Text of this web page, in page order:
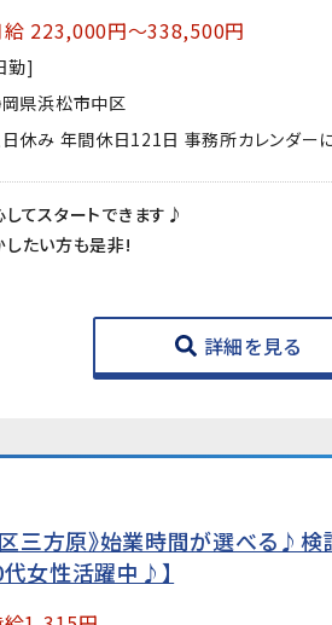
給 223,000円～338,500円
勤]
県浜松市中区
休み 年間休日121日 事務所カレンダー
てスタートできます♪
たい方も是非!
詳細を見る
三方原》始業時間が選べる♪
女性活躍中♪】